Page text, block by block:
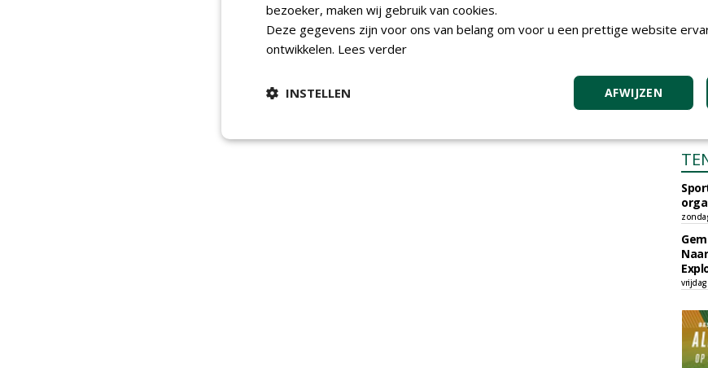
vrijdag
bezoeker, maken wij gebruik van cookies.
Deze gegevens zijn voor ons van belang om voor u een prettige website
ontwikkelen. Lees verder
AFWIJZEN
INSTELLEN